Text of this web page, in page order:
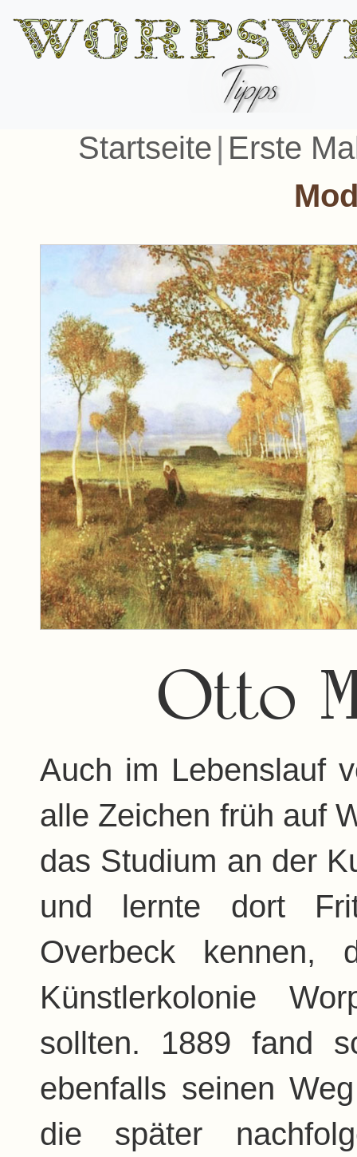
Startseite | Erste
Otto
Auch im Lebenslauf
alle Zeichen früh auf
das Studium an der
und lernte dort
Overbeck kennen,
Künstlerkolonie
sollten. 1889 fand
ebenfalls seinen
die später